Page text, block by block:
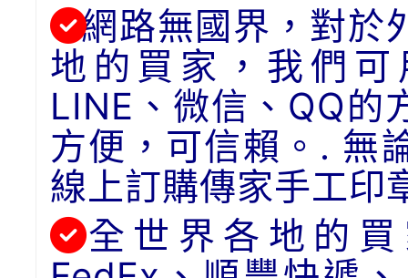
網路無國界，對於
地的買家，我們
LINE、微信、QQ的
方便，可信賴。. 無
線上訂購傳家手工印
全世界各地的買